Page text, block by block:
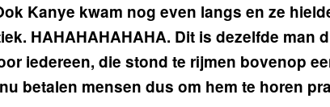
Kanye kwam nog even langs en ze
HAHAHAHAHAHA. Dit is dezelfde man
iedereen, die stond te rijmen bovenop
betalen mensen dus om hem te horen